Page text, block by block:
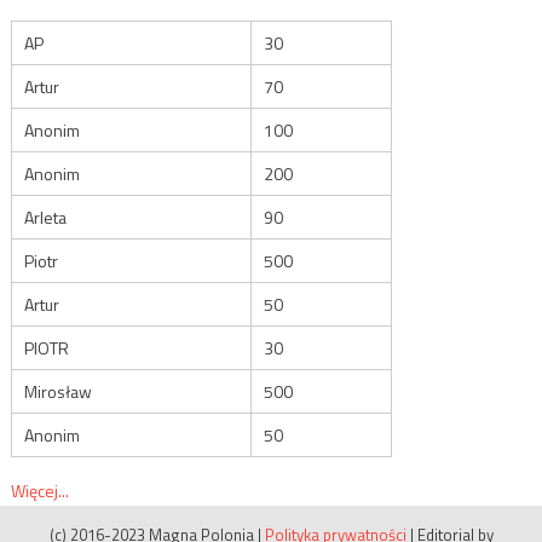
AP
30
Artur
70
Anonim
100
Anonim
200
Arleta
90
Piotr
500
Artur
50
PIOTR
30
Mirosław
500
Anonim
50
Więcej...
(c) 2016-2023 Magna Polonia | Polityka prywatności | Editorial by